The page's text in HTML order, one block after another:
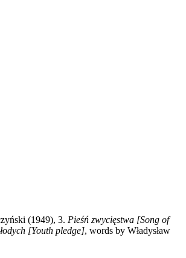
(1949), 3. Pieśń zwycięstwa [Song of
[Youth pledge], words by Władysław